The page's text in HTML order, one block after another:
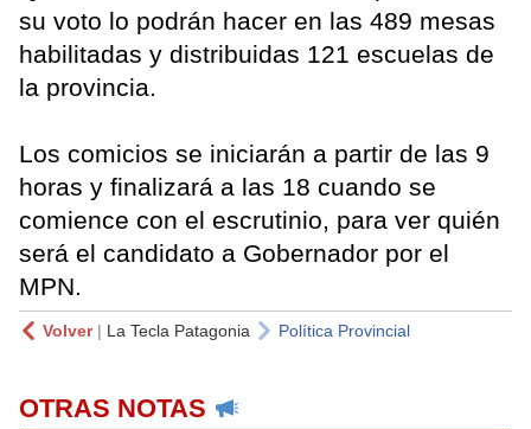
su voto lo podrán hacer en las 489 mesas
habilitadas y distribuidas 121 escuelas de
la provincia.
Los comicios se iniciarán a partir de las 9
horas y finalizará a las 18 cuando se
comience con el escrutinio, para ver quién
será el candidato a Gobernador por el
MPN.
Volver| La Tecla Patagonia Política Provincial
OTRAS NOTAS